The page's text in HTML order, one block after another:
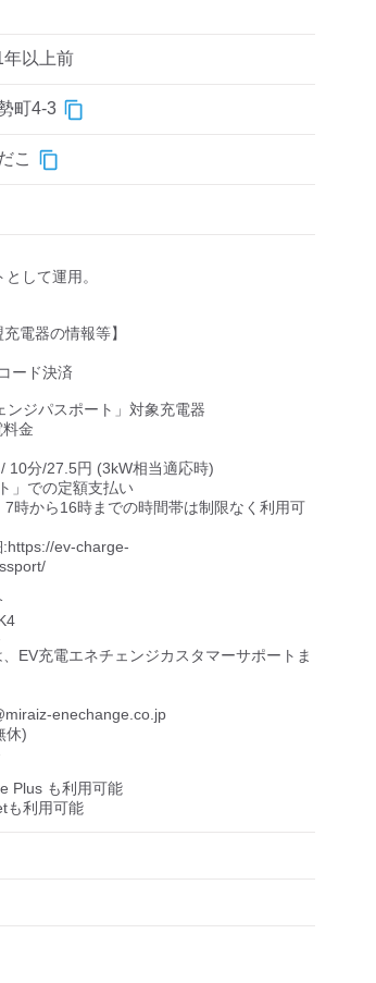
年以上前
町4-3
こ
して運用。
電器の情報等】
ード決済
ンジパスポート」対象充電器
金
10分/27.5円 (3kW相当適応時)
時から16時までの時間帯は制限なく利用可
ev-charge-
EV充電エネチェンジカスタマーサポートま
enechange.co.jp
休)
Plus も利用可能
も利用可能